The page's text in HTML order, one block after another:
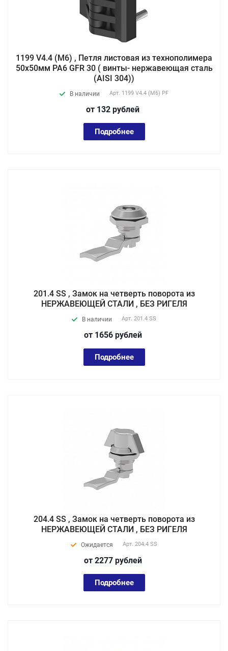
1199 V4.4 (М6) , Петля листовая из технополимера
50х50мм PA6 GFR 30 ( винты- нержавеющая сталь
(AISI 304))
В наличии Арт. 1199 V4.4 (М6) PF
от 132 рублей
Подробнее
201.4 SS , Замок на четверть поворота из
НЕРЖАВЕЮЩЕЙ СТАЛИ , БЕЗ РИГЕЛЯ
В наличии Арт. 201.4 SS
от 1656 рублей
Подробнее
204.4 SS , Замок на четверть поворота из
НЕРЖАВЕЮЩЕЙ СТАЛИ , БЕЗ РИГЕЛЯ
Ожидается Арт. 204.4 SS
от 2277 рублей
Подробнее